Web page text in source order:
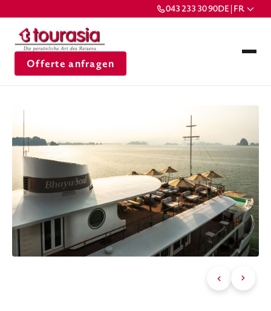
043 233 30 90DE | FR
Offerte anfragen